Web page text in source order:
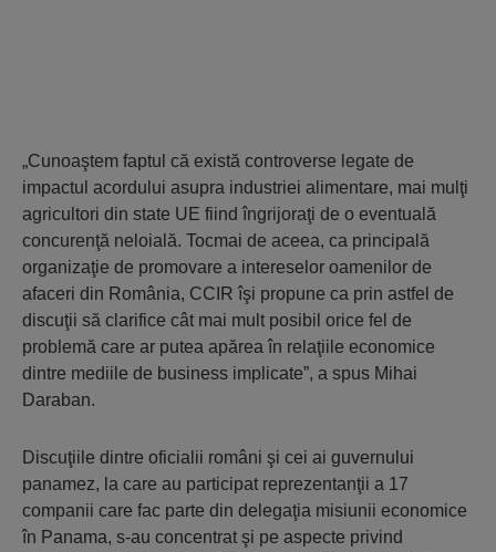
„Cunoaştem faptul că există controverse legate de
impactul acordului asupra industriei alimentare, mai mulţi
agricultori din state UE fiind îngrijoraţi de o eventuală
concurenţă neloială. Tocmai de aceea, ca principală
organizaţie de promovare a intereselor oamenilor de
afaceri din România, CCIR îşi propune ca prin astfel de
discuţii să clarifice cât mai mult posibil orice fel de
problemă care ar putea apărea în relaţiile economice
dintre mediile de business implicate”, a spus Mihai
Daraban.
Discuţiile dintre oficialii români şi cei ai guvernului
panamez, la care au participat reprezentanţii a 17
companii care fac parte din delegaţia misiunii economice
în Panama, s-au concentrat şi pe aspecte privind